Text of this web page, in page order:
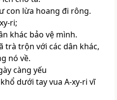
con lừa hoang đi rông.
ri;
khác bảo vệ mình.
trà trộn với các dân khác,
nó về.
càng yếu
dưới tay vua A-xy-ri vĩ